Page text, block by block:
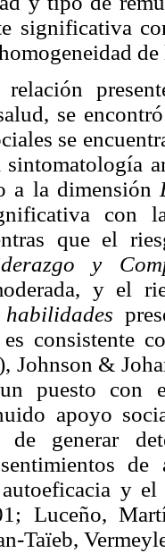
significativa
de
se
se
sintomatología
a la dimensión
con
que el
y
y el
habilidades
consistente
Johnson &
puesto con
apoyo
de generar
de
y
Luceño,
Taïeb,